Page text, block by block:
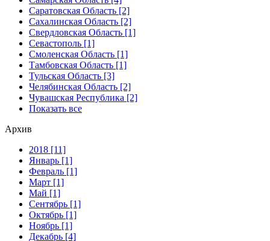
Саратовская Область [2]
Сахалинская Область [2]
Свердловская Область [1]
Севастополь [1]
Смоленская Область [1]
Тамбовская Область [1]
Тульская Область [3]
Челябинская Область [2]
Чувашская Республика [2]
Показать все
Архив
2018 [11]
Январь [1]
Февраль [1]
Март [1]
Май [1]
Сентябрь [1]
Октябрь [1]
Ноябрь [1]
Декабрь [4]